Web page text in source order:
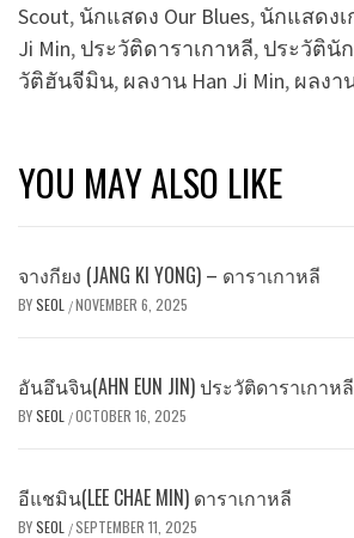
Scout, นักแสดง Our Blues, นักแสดงเ
Ji Min, ประวัติดาราเกาหลี, ประวัตินั
วัติฮันจีมิน, ผลงาน Han Ji Min, ผลงา
YOU MAY ALSO LIKE
จางกียง (JANG KI YONG) – ดาราเกาหลี
BYSEOL /NOVEMBER 6, 2025
อันอึนจิน(AHN EUN JIN) ประวัติดาราเกาหลี
BYSEOL /OCTOBER 16, 2025
อีแชมิน(LEE CHAE MIN) ดาราเกาหลี
BYSEOL /SEPTEMBER 11, 2025